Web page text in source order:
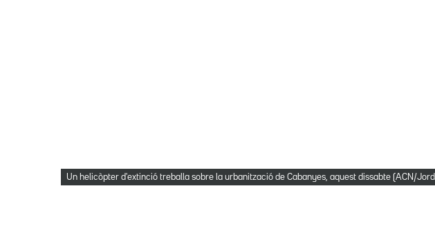
Un helicòpter d'extinció treballa sobre la urbanització de Cabanyes, aquest dissabte (ACN/